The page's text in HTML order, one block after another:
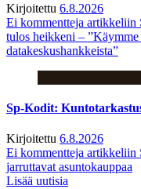
Kirjoitettu 6.8.2026
Ei kommentteja artikkeliin
tulos heikkeni –
datakeskushankkeista”
Sp-Kodit:
Kirjoitettu 6.8.2026
Ei kommentteja artikkeliin
jarruttavat asuntokauppaa
Lisää uutisia